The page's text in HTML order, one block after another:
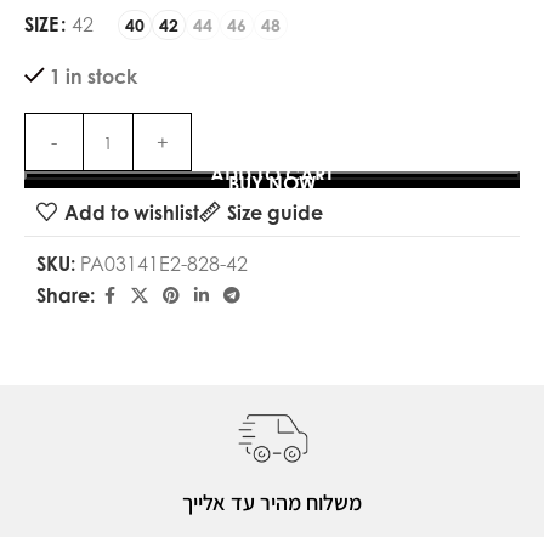
SIZE 42 40 42 44 46 48
1 in stock
ADD TO CART
BUY NOW
Add to wishlist
Size guide
SKU: PA03141E2-828-42
Share:
משלוח מהיר עד אלייך